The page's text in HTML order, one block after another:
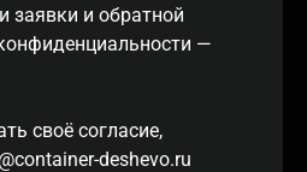
заявки и обратной
—
своё согласие,
deshevo.ru